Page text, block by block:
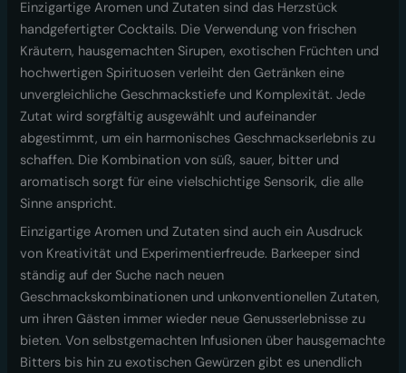
Einzigartige Aromen und Zutaten sind das Herzstück
handgefertigter Cocktails. Die Verwendung von frischen
Kräutern, hausgemachten Sirupen, exotischen Früchten und
hochwertigen Spirituosen verleiht den Getränken eine
unvergleichliche Geschmackstiefe und Komplexität. Jede
Zutat wird sorgfältig ausgewählt und aufeinander
abgestimmt, um ein harmonisches Geschmackserlebnis zu
schaffen. Die Kombination von süß, sauer, bitter und
aromatisch sorgt für eine vielschichtige Sensorik, die alle
Sinne anspricht.
Einzigartige Aromen und Zutaten sind auch ein Ausdruck
von Kreativität und Experimentierfreude. Barkeeper sind
ständig auf der Suche nach neuen
Geschmackskombinationen und unkonventionellen Zutaten,
um ihren Gästen immer wieder neue Genusserlebnisse zu
bieten. Von selbstgemachten Infusionen über hausgemachte
Bitters bis hin zu exotischen Gewürzen gibt es unendlich